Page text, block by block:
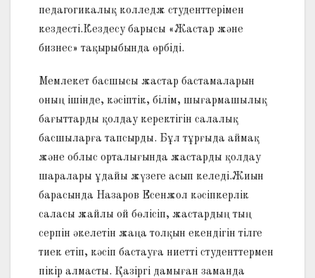
педагогикалық колледж студенттерімен
кездесті.Кездесу барысы «Жастар және
бизнес» тақырыбында өрбіді.
Мемлекет басшысы жастар бастамаларын
оның ішінде, кәсіптік, білім, шығармашылық
бағыттарды қолдау керектігін салалық
басшыларға тапсырды. Бұл тұрғыда аймақ
және облыс орталығында жастарды қолдау
шаралары ұдайы жүзеге асып келеді.Жиын
барасында Назаров Есенжол кәсіпкерлік
саласы жайлы ой бөлісіп, жастардың тың
серпін әкелетін жаңа толқын екендігін тілге
тиек етіп, кәсіп бастауға ниетті студенттермен
пікір алмасты. Қазіргі дамыған заманда